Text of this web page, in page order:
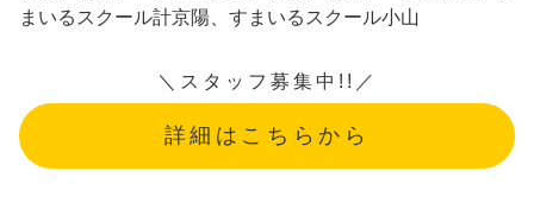
まいるスクール計京陽、すまいるスクール小山
詳細はこちらから